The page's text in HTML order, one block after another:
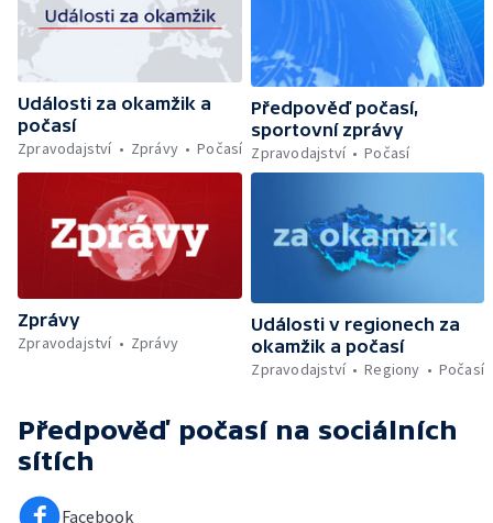
Události za okamžik a
počasí
Zpravodajství
Zprávy Počasí
Předpověď počasí,
sportovní zprávy
Zpravodajství
Počasí
Zprávy
Zpravodajství
Zprávy
Události v regionech za
okamžik a počasí
Zpravodajství
Regiony Počasí
Předpověď počasí na sociálních
sítích
Facebook